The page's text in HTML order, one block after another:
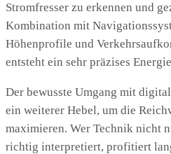
Stromfresser zu erkennen und
Kombination mit
Höhenprofile und
entsteht ein sehr präzises
Der bewusste Umgang mit
ein weiterer Hebel, um die
maximieren. Wer Technik nicht
richtig interpretiert, profitiert